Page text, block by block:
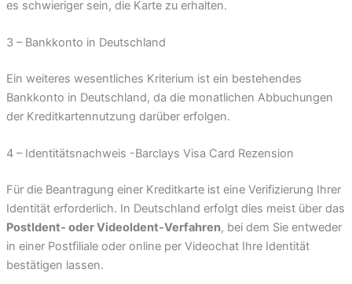
es schwieriger sein, die Karte zu erhalten.
3 – Bankkonto in Deutschland
Ein weiteres wesentliches Kriterium ist ein bestehendes
Bankkonto in Deutschland, da die monatlichen Abbuchungen
der Kreditkartennutzung darüber erfolgen.
4 – Identitätsnachweis -Barclays Visa Card Rezension
Für die Beantragung einer Kreditkarte ist eine Verifizierung Ihrer
Identität erforderlich. In Deutschland erfolgt dies meist über das
PostIdent- oder VideoIdent-Verfahren, bei dem Sie entweder
in einer Postfiliale oder online per Videochat Ihre Identität
bestätigen lassen.